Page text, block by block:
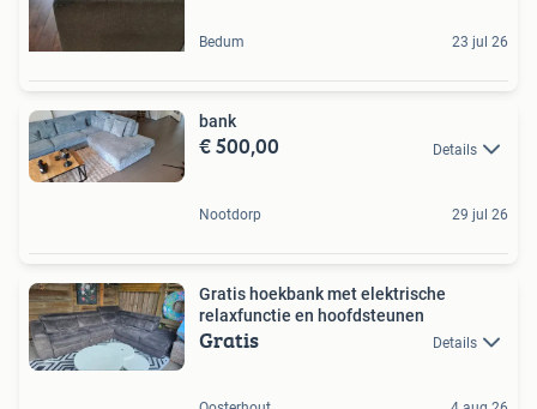
Bedum 23 jul 26
bank
€ 500,00 Details
Nootdorp 29 jul 26
Gratis hoekbank met elektrische
relaxfunctie en hoofdsteunen
Gratis Details